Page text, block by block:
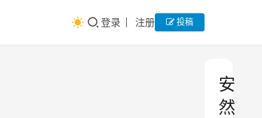
登录 注册 投稿
安
然